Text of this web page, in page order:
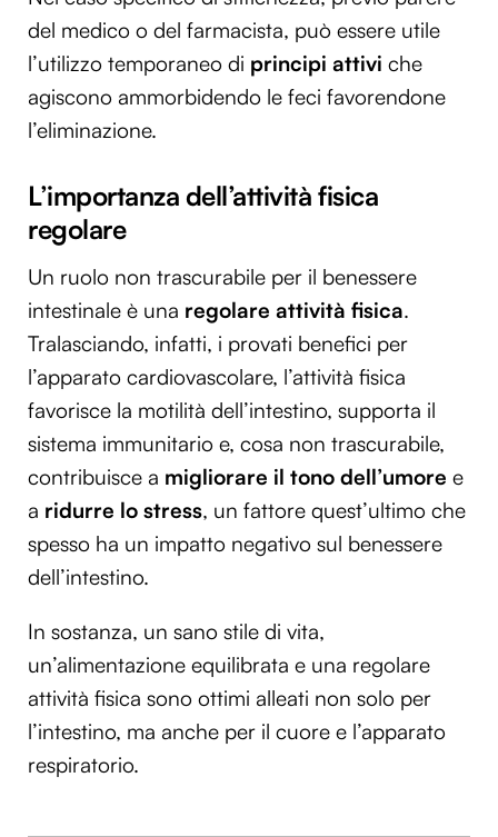
del medico o del farmacista, può essere utile
l’utilizzo temporaneo di principi attivi che
agiscono ammorbidendo le feci favorendone
l’eliminazione.
L’importanza dell’attività fisica
regolare
Un ruolo non trascurabile per il benessere
intestinale è una regolare attività fisica.
Tralasciando, infatti, i provati benefici per
l’apparato cardiovascolare, l’attività fisica
favorisce la motilità dell’intestino, supporta il
sistema immunitario e, cosa non trascurabile,
contribuisce a migliorare il tono dell’umore e
a ridurre lo stress, un fattore quest’ultimo che
spesso ha un impatto negativo sul benessere
dell’intestino.
In sostanza, un sano stile di vita,
un’alimentazione equilibrata e una regolare
attività fisica sono ottimi alleati non solo per
l’intestino, ma anche per il cuore e l’apparato
respiratorio.